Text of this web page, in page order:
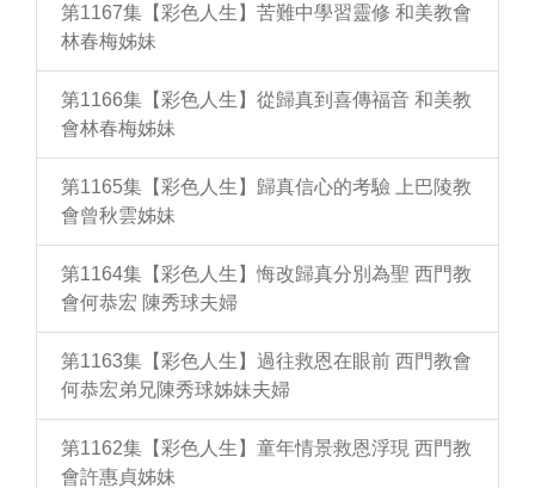
第1167集【彩色人生】苦難中學習靈修 和美教會
林春梅姊妹
第1166集【彩色人生】從歸真到喜傳福音 和美教
會林春梅姊妹
第1165集【彩色人生】歸真信心的考驗 上巴陵教
會曾秋雲姊妹
第1164集【彩色人生】悔改歸真分別為聖 西門教
會何恭宏 陳秀球夫婦
第1163集【彩色人生】過往救恩在眼前 西門教會
何恭宏弟兄陳秀球姊妹夫婦
第1162集【彩色人生】童年情景救恩浮現 西門教
會許惠貞姊妹